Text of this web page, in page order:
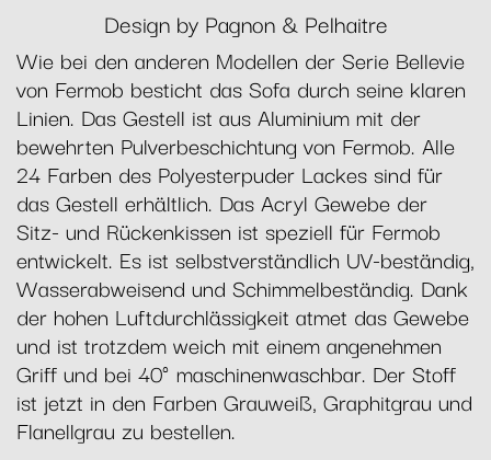
Design by Pagnon & Pelhaitre
Wie bei den anderen Modellen der Serie Bellevie
von Fermob besticht das Sofa durch seine klaren
Linien. Das Gestell ist aus Aluminium mit der
bewehrten Pulverbeschichtung von Fermob. Alle
24 Farben des Polyesterpuder Lackes sind für
das Gestell erhältlich. Das Acryl Gewebe der
Sitz- und Rückenkissen ist speziell für Fermob
entwickelt. Es ist selbstverständlich UV-beständig,
Wasserabweisend und Schimmelbeständig. Dank
der hohen Luftdurchlässigkeit atmet das Gewebe
und ist trotzdem weich mit einem angenehmen
Griff und bei 40° maschinenwaschbar. Der Stoff
ist jetzt in den Farben Grauweiß, Graphitgrau und
Flanellgrau zu bestellen.